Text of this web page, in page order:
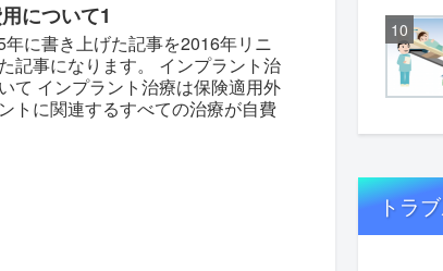
について1
に書き上げた記事を2016年リニ
記事になります。 インプラント治
て インプラント治療は保険適用外
トに関連するすべての治療が自費
トラ